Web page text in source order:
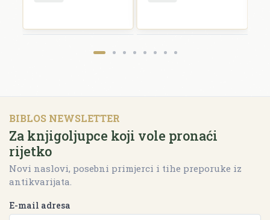
BIBLOS NEWSLETTER
Za knjigoljupce koji vole pronaći
rijetko
Novi naslovi, posebni primjerci i tihe preporuke iz
antikvarijata.
E-mail adresa